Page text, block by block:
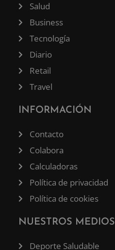
Salud
Business
Tecnología
Diario
Retail
Travel
INFORMACIÓN
Contacto
Colabora
Calculadoras
Política de privacidad
Política de cookies
NUESTROS MEDIOS
Deporte Saludable